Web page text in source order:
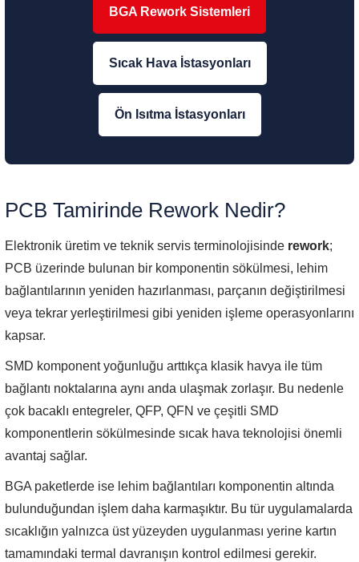
BGA Rework Sistemleri
Sıcak Hava İstasyonları
Ön Isıtma İstasyonları
PCB Tamirinde Rework Nedir?
Elektronik üretim ve teknik servis terminolojisinde rework;
PCB üzerinde bulunan bir komponentin sökülmesi, lehim
bağlantılarının yeniden hazırlanması, parçanın değiştirilmesi
veya tekrar yerleştirilmesi gibi yeniden işleme operasyonlarını
kapsar.
SMD komponent yoğunluğu arttıkça klasik havya ile tüm
bağlantı noktalarına aynı anda ulaşmak zorlaşır. Bu nedenle
çok bacaklı entegreler, QFP, QFN ve çeşitli SMD
komponentlerin sökülmesinde sıcak hava teknolojisi önemli
avantaj sağlar.
BGA paketlerde ise lehim bağlantıları komponentin altında
bulunduğundan işlem daha karmaşıktır. Bu tür uygulamalarda
sıcaklığın yalnızca üst yüzeyden uygulanması yerine kartın
tamamındaki termal davranışın kontrol edilmesi gerekir.